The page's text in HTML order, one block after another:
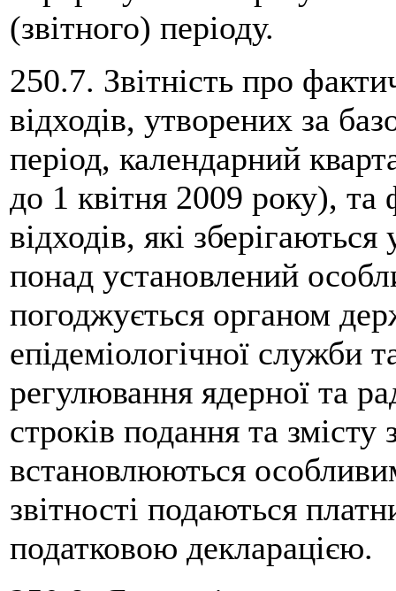
(звітного) періоду.
250.7. Звітність про
відходів, утворених за
період, календарний
до 1 квітня 2009 року), та
відходів, які
понад установлений
погоджується органом
епідеміологічної служби
регулювання ядерної та
строків подання та змісту
встановлюються
звітності подаються
податковою декларацією.